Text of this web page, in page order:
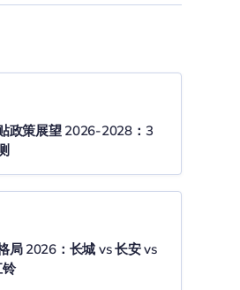
政策展望 2026-2028：3
局 2026：长城 vs 长安 vs